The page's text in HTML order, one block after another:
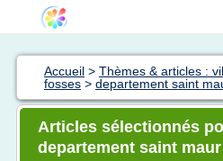
Accueil > Thèmes & articles :
fosses > departement saint
Articles sélectionnés
departement saint